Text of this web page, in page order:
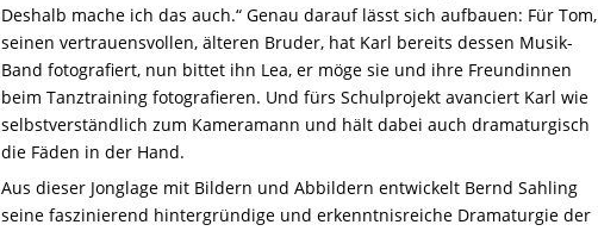
Deshalb mache ich das auch.“ Genau darauf lässt sich aufbauen: Für Tom,
seinen vertrauensvollen, älteren Bruder, hat Karl bereits dessen Musik-
Band fotografiert, nun bittet ihn Lea, er möge sie und ihre Freundinnen
beim Tanztraining fotografieren. Und fürs Schulprojekt avanciert Karl wie
selbstverständlich zum Kameramann und hält dabei auch dramaturgisch
die Fäden in der Hand.
Aus dieser Jonglage mit Bildern und Abbildern entwickelt Bernd Sahling
seine faszinierend hintergründige und erkenntnisreiche Dramaturgie der